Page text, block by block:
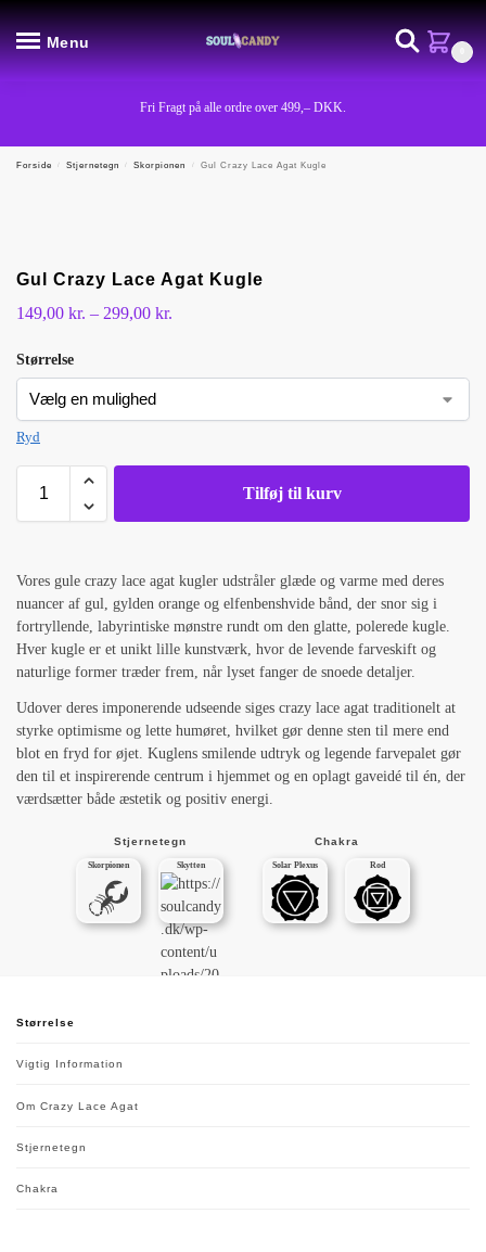
Menu
Fri Fragt på alle ordre over 499,– DKK.
Forside / Stjernetegn / Skorpionen / Gul Crazy Lace Agat Kugle
Gul Crazy Lace Agat Kugle
149,00 kr. – 299,00 kr.
Størrelse
Ryd
Tilføj til kurv
Vores gule crazy lace agat kugler udstråler glæde og varme med deres
nuancer af gul, gylden orange og elfenbenshvide bånd, der snor sig i
fortryllende, labyrintiske mønstre rundt om den glatte, polerede kugle.
Hver kugle er et unikt lille kunstværk, hvor de levende farveskift og
naturlige former træder frem, når lyset fanger de snoede detaljer.
Udover deres imponerende udseende siges crazy lace agat traditionelt at
styrke optimisme og lette humøret, hvilket gør denne sten til mere end
blot en fryd for øjet. Kuglens smilende udtryk og legende farvepalet gør
den til et inspirerende centrum i hjemmet og en oplagt gaveidé til én, der
værdsætter både æstetik og positiv energi.
Stjernetegn
Skorpionen Skytten
Chakra
Solar Plexus Rod
Størrelse
Vigtig Information
Om Crazy Lace Agat
Stjernetegn
Chakra